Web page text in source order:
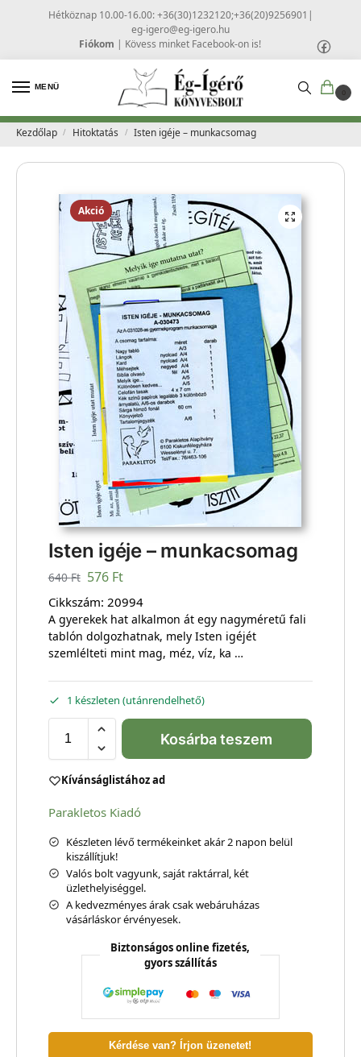
Hétköznap 10.00-16.00: +36(30)1232120;+36(20)9256901 |
eg-igero@eg-igero.hu
Fiókom | Kövess minket Facebook-on is!
MENÜ
0
Kezdőlap / Hitoktatás / Isten igéje – munkacsomag
Akció
Isten igéje – munkacsomag
640Ft 576 Ft
Cikkszám: 20994
A gyerekek hat alkalmon át egy nagyméretű fali
tablón dolgozhatnak, mely Isten igéjét
szemlélteti mint mag, méz, víz, ka …
1 készleten (utánrendelhető)
Kosárba teszem
Kívánságlistához ad
Parakletos Kiadó
Készleten lévő termékeinket akár 2 napon belül
kiszállítjuk!
Valós bolt vagyunk, saját raktárral, két
üzlethelyiséggel.
A kedvezményes árak csak webáruházas
vásárláskor érvényesek.
Biztonságos online fizetés,
gyors szállítás
Kérdése van? Írjon üzenetet!